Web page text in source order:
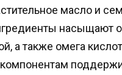
масло и
насыщают
а также омега